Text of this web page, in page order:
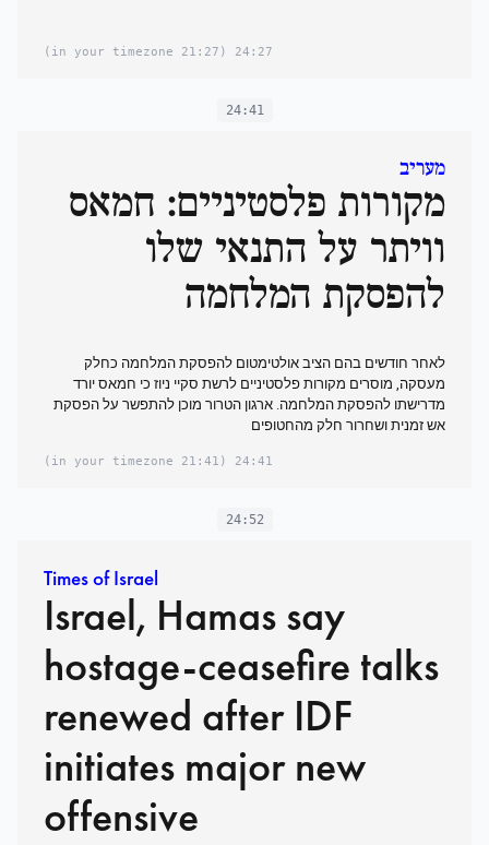
24:27
(21:27 in your timezone)
24:41
מעריב
מקורות פלסטיניים: חמאס
וויתר על התנאי שלו
להפסקת המלחמה
לאחר חודשים בהם הציב אולטימטום להפסקת המלחמה כחלק
מעסקה, מוסרים מקורות פלסטיניים לרשת סקיי ניוז כי חמאס יורד
מדרישתו להפסקת המלחמה. ארגון הטרור מוכן להתפשר על הפסקת
אש זמנית ושחרור חלק מהחטופים
24:41
(21:41 in your timezone)
24:52
Times of Israel
Israel, Hamas say
hostage-ceasefire talks
renewed after IDF
initiates major new
offensive